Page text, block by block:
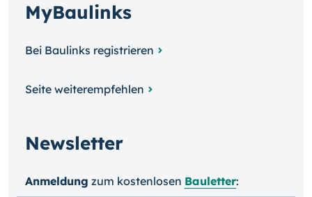
MyBaulinks
Bei Baulinks registrieren
Seite weiterempfehlen
Newsletter
Anmeldung zum kosten­losen Bauletter: